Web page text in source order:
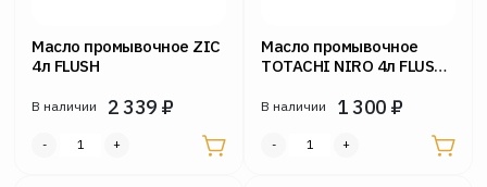
Масло промывочное ZIC
4л FLUSH
В наличии 2 339 ₽
Масло промывочное
TOTACHI NIRO 4л FLUSH
В наличии 1 300 ₽